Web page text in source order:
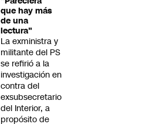
que hay más
de una
lectura"
La exministra y
militante del PS
se refirió a la
investigación en
contra del
exsubsecretario
del Interior, a
propósito de